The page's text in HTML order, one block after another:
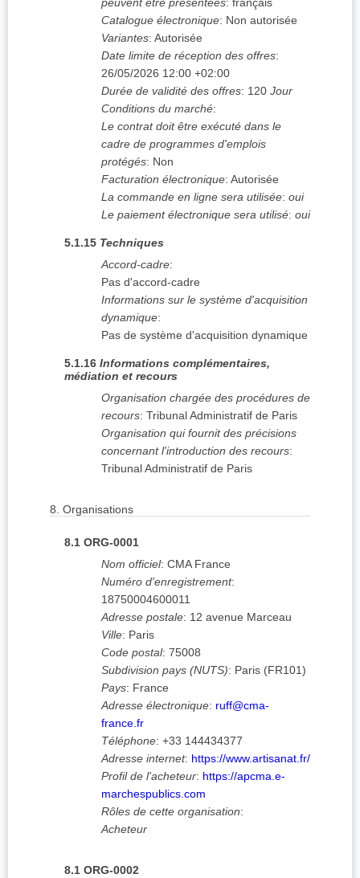
peuvent être présentées: français
Catalogue électronique: Non autorisée
Variantes: Autorisée
Date limite de réception des offres:
26/05/2026 12:00 +02:00
Durée de validité des offres: 120 Jour
Conditions du marché:
Le contrat doit être exécuté dans le
cadre de programmes d'emplois
protégés: Non
Facturation électronique: Autorisée
La commande en ligne sera utilisée: oui
Le paiement électronique sera utilisé: oui
5.1.15 Techniques
Accord-cadre:
Pas d'accord-cadre
Informations sur le système d'acquisition
dynamique:
Pas de système d'acquisition dynamique
5.1.16 Informations complémentaires,
médiation et recours
Organisation chargée des procédures de
recours: Tribunal Administratif de Paris
Organisation qui fournit des précisions
concernant l'introduction des recours:
Tribunal Administratif de Paris
8. Organisations
8.1 ORG-0001
Nom officiel: CMA France
Numéro d'enregistrement:
18750004600011
Adresse postale: 12 avenue Marceau
Ville: Paris
Code postal: 75008
Subdivision pays (NUTS): Paris (FR101)
Pays: France
Adresse électronique: ruff@cma-
france.fr
Téléphone: +33 144434377
Adresse internet: https://www.artisanat.fr/
Profil de l'acheteur: https://apcma.e-
marchespublics.com
Rôles de cette organisation:
Acheteur
8.1 ORG-0002